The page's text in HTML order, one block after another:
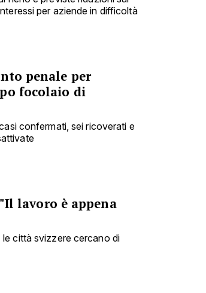
per aziende in difficoltà
penale per
focolaio di
confermati, sei ricoverati e
lavoro è appena
città svizzere cercano di